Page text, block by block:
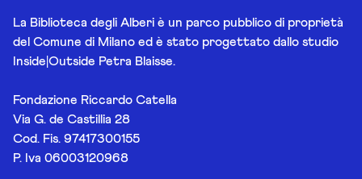
La Biblioteca degli Alberi è un parco pubblico di proprietà
del Comune di Milano ed è stato progettato dallo studio
Inside|Outside Petra Blaisse.
Fondazione Riccardo Catella
Via G. de Castillia 28
Cod. Fis. 97417300155
P. Iva 06003120968